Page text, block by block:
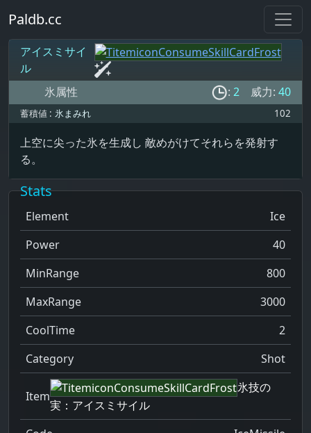
Paldb.cc
アイスミサイ
ル
氷属性
: 2 威力: 40
蓄積値 : 氷まみれ 102
上空に尖った氷を生成し 敵めがけてそれらを発射す
る。
Stats
Element
Ice
Power
40
MinRange
800
MaxRange
3000
CoolTime
2
Category
Shot
Item
氷技の
実：アイスミサイル